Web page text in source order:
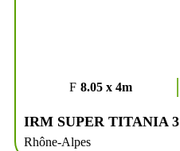
8.05 x 4m
IRM SUPER TITANIA 3
Rhône-Alpes